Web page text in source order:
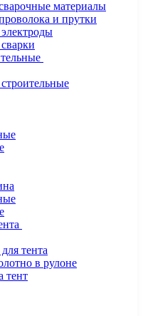
материалы
и прутки
тента
в рулоне
тент